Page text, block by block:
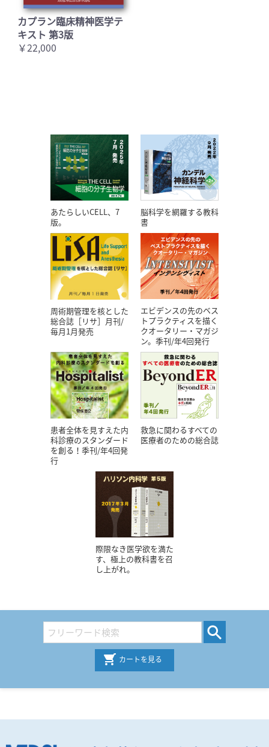
カプラン臨床精神医学テ
キスト 第3版
￥22,000
あたらしいCELL、7
版。
脳科学を網羅する教科
書
周術期管理を核とした
総合誌［リサ］月刊/
毎月1月発売
エビデンスの先のベス
トプラクティスを描く
クオータリー・マガジ
ン。季刊/年4回発行
患者全体を見すえた内
科診療のスタンダード
を創る！季刊/年4回発
行
救急に関わるすべての
医療者のための総合誌
際限なき医学欲を満た
す、極上の教科書を召
し上がれ。
カートを見る